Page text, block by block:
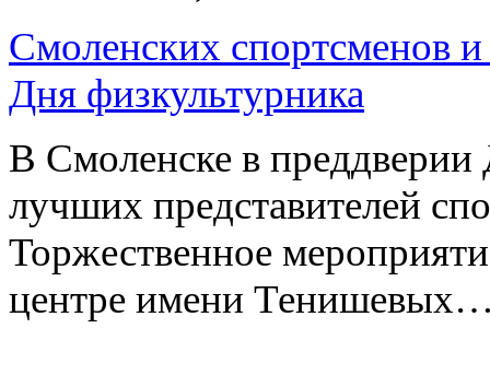
Смоленских спортсменов
Дня физкультурника
В Смоленске в преддверии
лучших представителей
Торжественное
центре имени